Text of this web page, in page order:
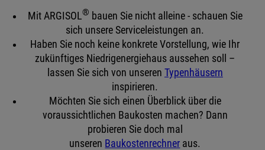
Mit ARGISOL® bauen Sie nicht alleine - schauen Sie
sich unsere Serviceleistungen an.
Haben Sie noch keine konkrete Vorstellung, wie Ihr
zukünftiges Niedrigenergiehaus aussehen soll –
lassen Sie sich von unseren Typenhäusern
inspirieren.
Möchten Sie sich einen Überblick über die
voraussichtlichen Baukosten machen? Dann
probieren Sie doch mal
unseren Baukostenrechner aus.